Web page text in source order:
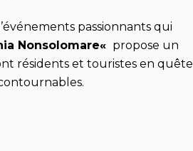
événements passionnants qui
Nonsolomare« propose un
résidents et touristes en quête
.